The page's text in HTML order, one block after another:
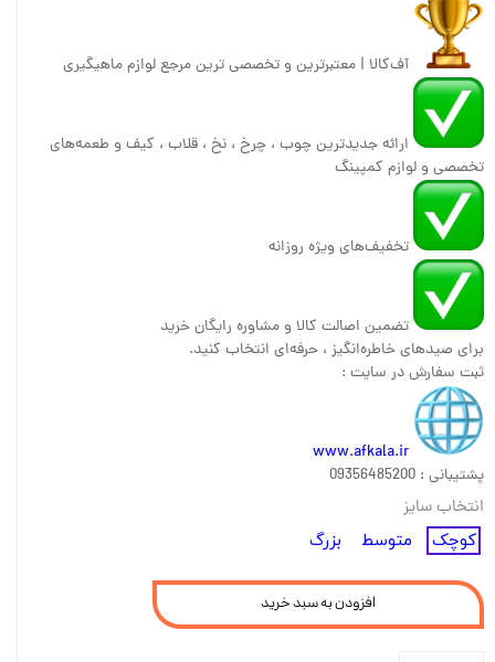
آف‌کالا | معتبرترین و تخصصی ترین مرجع لوازم ماهیگیری
ارائه جدیدترین چوب ، چرخ ، نخ ، قلاب ، کیف و طعمه‌های
تخصصی و لوازم کمپینگ
تخفیف‌های ویژه روزانه
تضمین اصالت کالا و مشاوره رایگان خرید
برای صیدهای خاطره‌انگیز ، حرفه‌ای انتخاب کنید.
ثبت سفارش در سایت :
www.afkala.ir
پشتیبانی : 09356485200
انتخاب سایز
کوچک متوسط بزرگ
افزودن به سبد خرید